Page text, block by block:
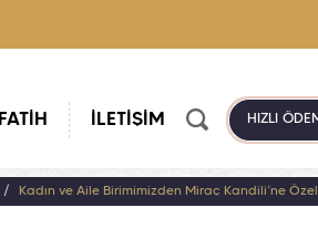
FATİH İLETİŞİM HIZLI
Kadın ve Aile Birimimizden Miraç Kandili’ne